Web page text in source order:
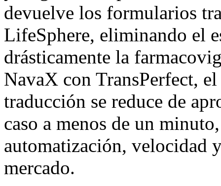
devuelve los formularios
LifeSphere, eliminando el
drásticamente la
NavaX con TransPerfect,
traducción se reduce de
caso a menos de un
automatización, velocidad
mercado.